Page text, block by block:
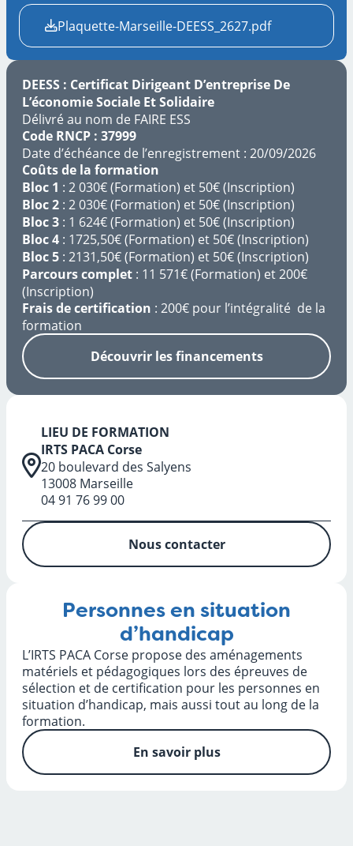
Plaquette-Marseille-DEESS_2627.pdf
DEESS : Certificat Dirigeant D’entreprise De
L’économie Sociale Et Solidaire
Délivré au nom de FAIRE ESS
Code RNCP : 37999
Date d’échéance de l’enregistrement : 20/09/2026
Coûts de la formation
Bloc 1 : 2 030€ (Formation) et 50€ (Inscription)
Bloc 2 : 2 030€ (Formation) et 50€ (Inscription)
Bloc 3 : 1 624€ (Formation) et 50€ (Inscription)
Bloc 4 : 1725,50€ (Formation) et 50€ (Inscription)
Bloc 5 : 2131,50€ (Formation) et 50€ (Inscription)
Parcours complet : 11 571€ (Formation) et 200€
(Inscription)
Frais de certification : 200€ pour l’intégralité de la
formation
Découvrir les financements
LIEU DE FORMATION
IRTS PACA Corse
20 boulevard des Salyens
13008 Marseille
04 91 76 99 00
Nous contacter
Personnes en situation
d’handicap
L’IRTS PACA Corse propose des aménagements
matériels et pédagogiques lors des épreuves de
sélection et de certification pour les personnes en
situation d’handicap, mais aussi tout au long de la
formation.
En savoir plus